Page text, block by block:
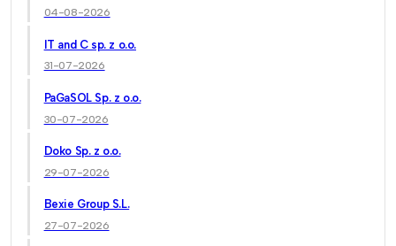
04-08-2026
IT and C sp. z o.o.
31-07-2026
PaGaSOL Sp. z o.o.
30-07-2026
Doko Sp. z o.o.
29-07-2026
Bexie Group S.L.
27-07-2026